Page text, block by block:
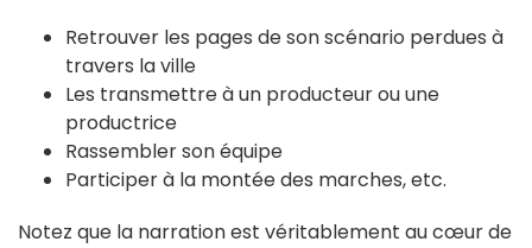
Retrouver les pages de son scénario perdues à
travers la ville
Les transmettre à un producteur ou une
productrice
Rassembler son équipe
Participer à la montée des marches, etc.
Notez que la narration est véritablement au cœur de